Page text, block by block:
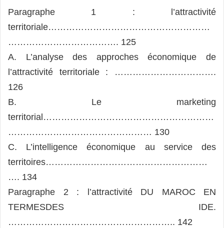
Paragraphe 1 : l’attractivité
territoriale………………………………………………
………………………………. 125
A. L’analyse des approches économique de
l’attractivité territoriale : …………………………….
126
B. Le marketing
territorial…………………………………………………
………………………………………… 130
C. L’intelligence économique au service des
territoires………………………………………………
…. 134
Paragraphe 2 : l’attractivité DU MAROC EN
TERMESDES IDE.
……………………………………………….. 142